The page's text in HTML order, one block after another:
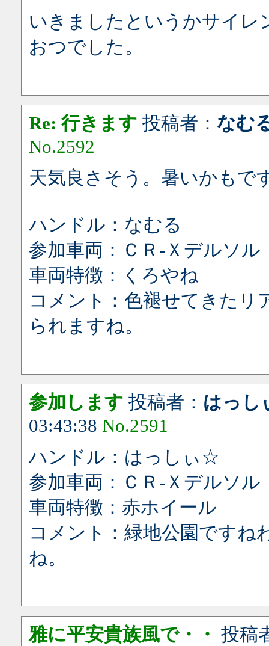
いきましたというかサイレ
おつでした。
Re: 行きます 投稿者： なむ
No.2592
天気良さそう。暑いかもで
ハンドル：なむる
参加車両：ＣＲ-Ｘデルソル
車両特徴：くろやね
コメント：色褪せてきたリ
られますね。
参加します 投稿者： はっ
03:43:38 No.2591
ハンドル：はっしぃ☆
参加車両：ＣＲ-Ｘデルソル
車両特徴：赤ホイール
コメント：緑地公園ですね
ね。
雅に平安貴族風で・・ 投稿